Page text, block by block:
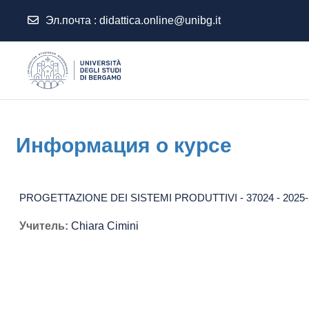
Эл.почта : didattica.online@unibg.it
Информация о курсе
PROGETTAZIONE DEI SISTEMI PRODUTTIVI - 37024 -
Учитель: Chiara Cimini